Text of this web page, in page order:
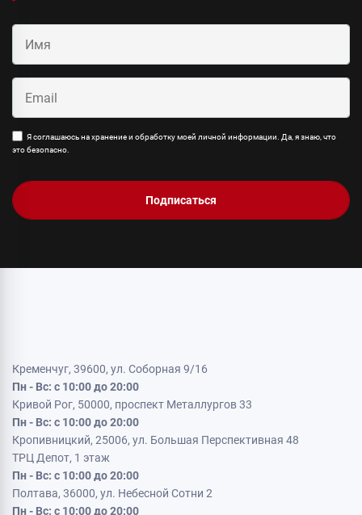
Я соглашаюсь на хранение и обработку моей личной информации. Да, я знаю, что
это безопасно.
Подписаться